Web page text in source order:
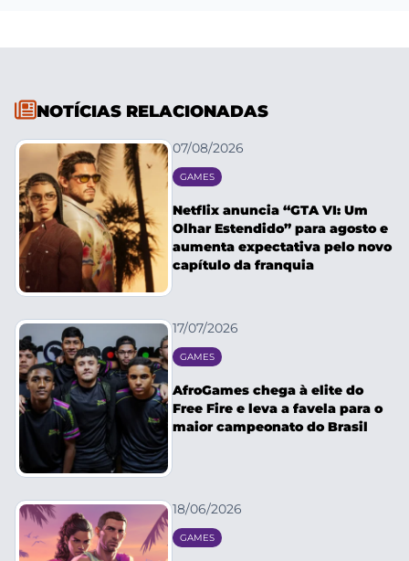
NOTÍCIAS RELACIONADAS
07/08/2026
GAMES
Netflix anuncia “GTA VI: Um
Olhar Estendido” para agosto e
aumenta expectativa pelo novo
capítulo da franquia
17/07/2026
GAMES
AfroGames chega à elite do
Free Fire e leva a favela para o
maior campeonato do Brasil
18/06/2026
GAMES